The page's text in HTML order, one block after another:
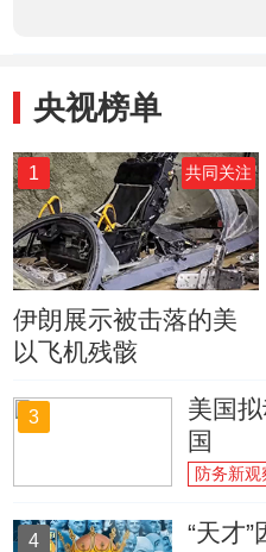
央视榜单
1 共同关注
伊朗展示被击落的美
以飞机残骸
3
美国
国
防务新观
4 “天才